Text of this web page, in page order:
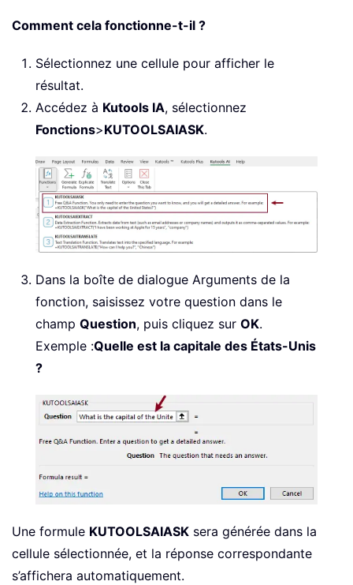
Comment cela fonctionne-t-il ?
Sélectionnez une cellule pour afficher le
résultat.
Accédez à Kutools IA, sélectionnez
Fonctions>KUTOOLSAIASK.
Dans la boîte de dialogue Arguments de la
fonction, saisissez votre question dans le
champ Question, puis cliquez sur OK.
Exemple :Quelle est la capitale des États-Unis
?
Une formule KUTOOLSAIASK sera générée dans la
cellule sélectionnée, et la réponse correspondante
s’affichera automatiquement.